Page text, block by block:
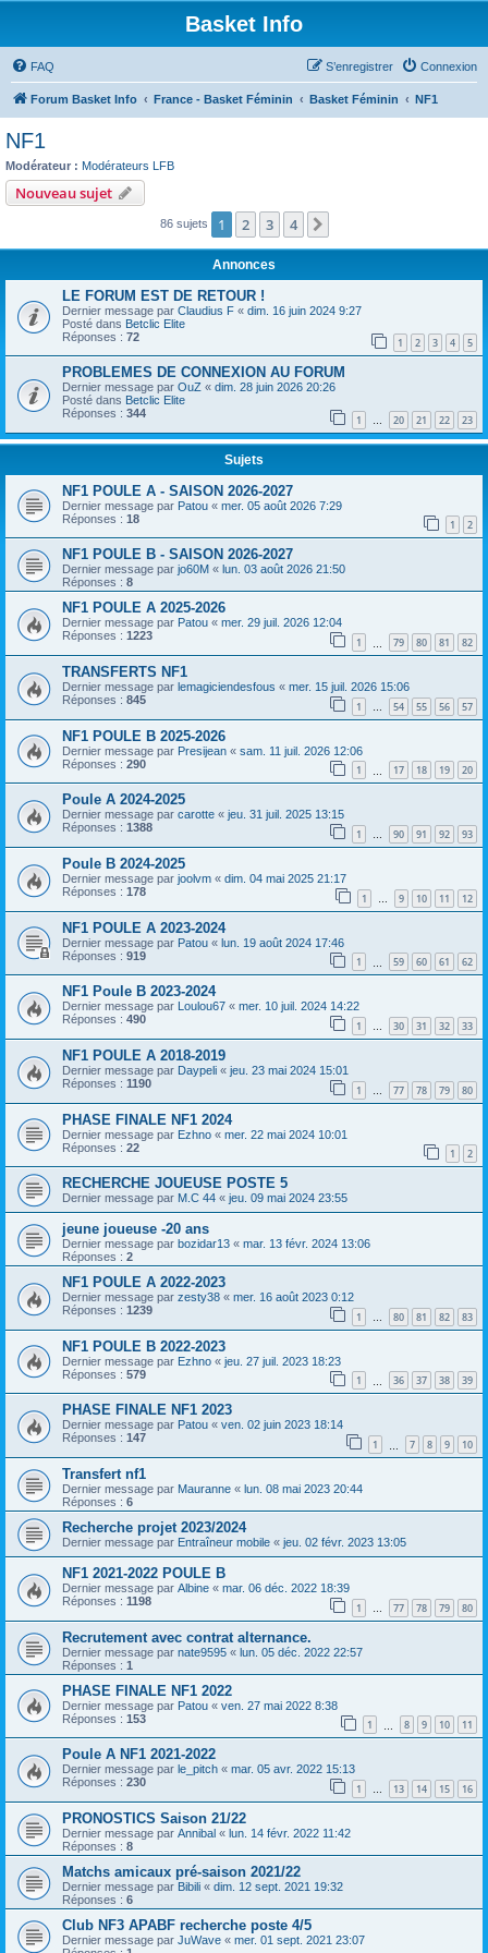
Basket Info
FAQ Connexion
S’enregistrer
Forum Basket Info France - Basket Féminin Basket Féminin NF1
NF1
Modérateur : Modérateurs LFB
Nouveau sujet
86 sujets 1 2 3 4
Annonces
LE FORUM EST DE RETOUR !
Dernier message par Claudius F « dim. 16 juin 2024 9:27
Posté dans Betclic Elite
Réponses : 72 1 2 3 4 5
PROBLEMES DE CONNEXION AU FORUM
Dernier message par OuZ « dim. 28 juin 2026 20:26
Posté dans Betclic Elite
Réponses : 344 1 … 20 21 22 23
Sujets
NF1 POULE A - SAISON 2026-2027
Dernier message par Patou « mer. 05 août 2026 7:29
Réponses : 18 1 2
NF1 POULE B - SAISON 2026-2027
Dernier message par jo60M « lun. 03 août 2026 21:50
Réponses : 8
NF1 POULE A 2025-2026
Dernier message par Patou « mer. 29 juil. 2026 12:04
Réponses : 1223 1 79 80 81 82
TRANSFERTS NF1
Dernier message par lemagiciendesfous « mer. 15 juil. 2026 15:06
Réponses : 845 1 … 54 55 56 57
NF1 POULE B 2025-2026
Dernier message par Presijean « sam. 11 juil. 2026 12:06
Réponses : 290 1 17 18 19 20
Poule A 2024-2025
Dernier message par carotte « jeu. 31 juil. 2025 13:15
Réponses : 1388 1 … 90 91 92 93
Poule B 2024-2025
Dernier message par joolvm « dim. 04 mai 2025 21:17
Réponses : 178 1 … 9 10 11 12
NF1 POULE A 2023-2024
Dernier message par Patou « lun. 19 août 2024 17:46
Réponses : 919 1 59 60 61 62
NF1 Poule B 2023-2024
Dernier message par Loulou67 « mer. 10 juil. 2024 14:22
Réponses : 490 1 … 30 31 32 33
NF1 POULE A 2018-2019
Dernier message par Daypeli « jeu. 23 mai 2024 15:01
Réponses : 1190 1 … 77 78 79 80
PHASE FINALE NF1 2024
Dernier message par Ezhno « mer. 22 mai 2024 10:01
Réponses : 22 1 2
RECHERCHE JOUEUSE POSTE 5
Dernier message par M.C 44 « jeu. 09 mai 2024 23:55
jeune joueuse -20 ans
Dernier message par bozidar13 « mar. 13 févr. 2024 13:06
Réponses : 2
NF1 POULE A 2022-2023
Dernier message par zesty38 « mer. 16 août 2023 0:12
Réponses : 1239 1 … 80 81 82 83
NF1 POULE B 2022-2023
Dernier message par Ezhno « jeu. 27 juil. 2023 18:23
Réponses : 579 1 36 37 38 39
PHASE FINALE NF1 2023
Dernier message par Patou « ven. 02 juin 2023 18:14
Réponses : 147 1 7 8 9 10
Transfert nf1
Dernier message par Mauranne « lun. 08 mai 2023 20:44
Réponses : 6
Recherche projet 2023/2024
Dernier message par Entraîneur mobile « jeu. 02 févr. 2023 13:05
NF1 2021-2022 POULE B
Dernier message par Albine « mar. 06 déc. 2022 18:39
Réponses : 1198 1 … 77 78 79 80
Recrutement avec contrat alternance.
Dernier message par nate9595 « lun. 05 déc. 2022 22:57
Réponses : 1
PHASE FINALE NF1 2022
Dernier message par Patou « ven. 27 mai 2022 8:38
Réponses : 153 1 8 9 10 11
Poule A NF1 2021-2022
Dernier message par le_pitch « mar. 05 avr. 2022 15:13
Réponses : 230 1 … 13 14 15 16
PRONOSTICS Saison 21/22
Dernier message par Annibal « lun. 14 févr. 2022 11:42
Réponses : 8
Matchs amicaux pré-saison 2021/22
Dernier message par Bibili « dim. 12 sept. 2021 19:32
Réponses : 6
Club NF3 APABF recherche poste 4/5
Dernier message par JuWave « mer. 01 sept. 2021 23:07